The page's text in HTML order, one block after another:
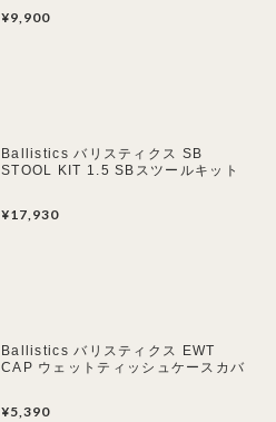
¥9,900
Ballistics バリスティクス SB
STOOL KIT 1.5 SBスツールキット
¥17,930
Ballistics バリスティクス EWT
CAP ウェットティッシュケースカバ
¥5,390